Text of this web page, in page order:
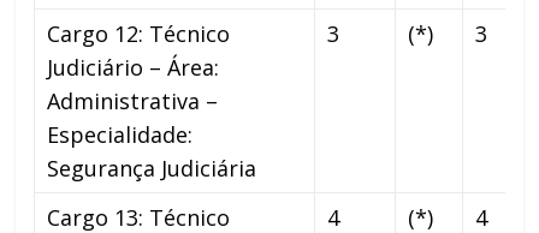
Cargo 12: Técnico
Judiciário – Área:
Administrativa –
Especialidade:
Segurança Judiciária
3 (*) 3
Cargo 13: Técnico
4 (*) 4